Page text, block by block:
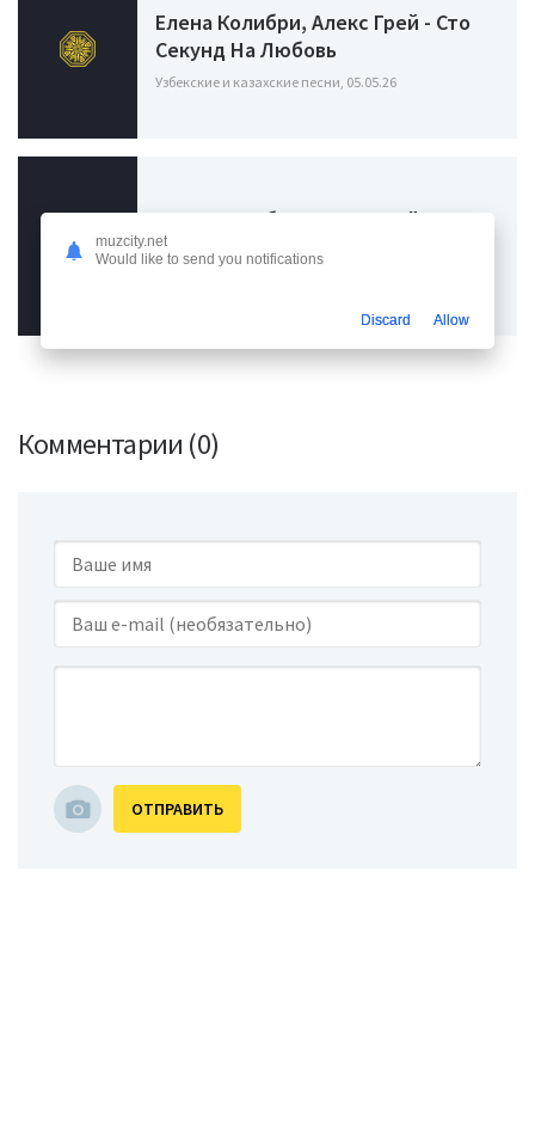
Елена Колибри, Алекс Грей - Сто
Секунд На Любовь
Узбекские и казахские песни, 05.05.26
Елена Колибри, Алекс Грей - Я
Твои Крылья
Комментарии (0)
ОТПРАВИТЬ
muzcity.net
Would like to send you notifications
Discard Allow